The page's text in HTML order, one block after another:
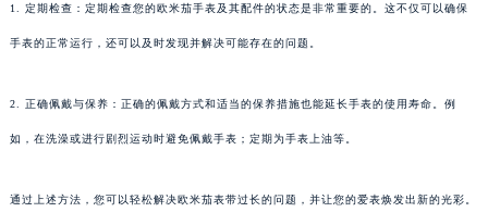
1. 定期检查：定期检查您的欧米茄手表及其配件的状态是非常重要的。这不仅可以确保
手表的正常运行，还可以及时发现并解决可能存在的问题。
2. 正确佩戴与保养：正确的佩戴方式和适当的保养措施也能延长手表的使用寿命。例
如，在洗澡或进行剧烈运动时避免佩戴手表；定期为手表上油等。
通过上述方法，您可以轻松解决欧米茄表带过长的问题，并让您的爱表焕发出新的光彩。